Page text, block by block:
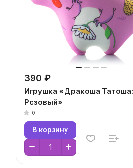
390 ₽
Игрушка «Дракоша Татоша:
Розовый»
0
В корзину